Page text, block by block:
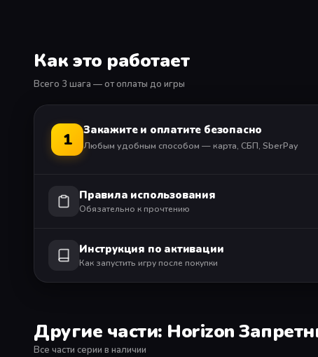
Как это работает
Всего 3 шага — от оплаты до игры
1 Закажите и оплатите безопасно
Любым удобным способом — карта, СБП, SberPay
Правила использования
Обязательно к прочтению
Инструкция по активации
Как запустить игру после покупки
Другие части: Horizon
Все части серии в наличии